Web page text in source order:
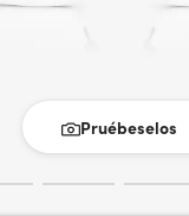
Pruébeselos